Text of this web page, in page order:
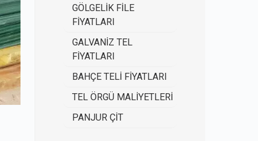
GÖLGELİK FİLE
FİYATLARI
GALVANİZ TEL
FİYATLARI
BAHÇE TELİ FİYATLARI
TEL ÖRGÜ MALİYETLERİ
PANJUR ÇİT